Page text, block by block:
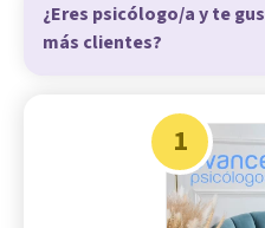
¿Eres psicólogo/a y te
más clientes?
1